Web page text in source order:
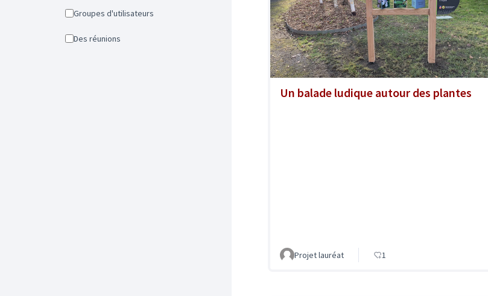
Groupes d'utilisateurs
Des réunions
Un balade ludique autour des plantes
Projet lauréat 1